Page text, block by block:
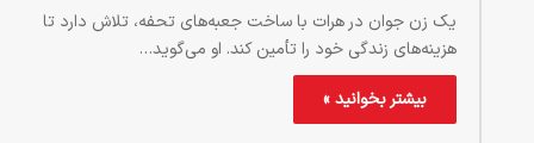
یک زن جوان در هرات با ساخت جعبه‌های تحفه، تلاش دارد تا
هزینه‌های زندگی خود را تأمین کند. او می‌گوید…
بیشتر بخوانید »